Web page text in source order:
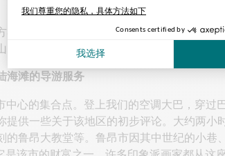
导游的带领下，参观法国诺曼底的亮点。
海滩的导游服务
心的集合点。登上我们的空调大巴，穿过
提供一些关于该地区的初步评论。大约两
的鲁昂大教堂等。鲁昂市因其中世纪的小